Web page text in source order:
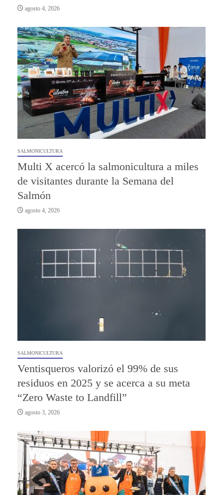
agosto 4, 2026
SALMONICULTURA
Multi X acercó la salmonicultura a miles
de visitantes durante la Semana del
Salmón
agosto 4, 2026
SALMONICULTURA
Ventisqueros valorizó el 99% de sus
residuos en 2025 y se acerca a su meta
“Zero Waste to Landfill”
agosto 3, 2026